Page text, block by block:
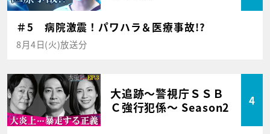
＃5 病院激震！パワハラ＆医療事故!?
8月4日(火)放送分
大追跡～警視庁ＳＳＢ
Ｃ強行犯係～ Season2
4